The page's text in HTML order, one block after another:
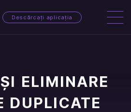
Descărcați aplicația
ELIMINARE
DUPLICATE